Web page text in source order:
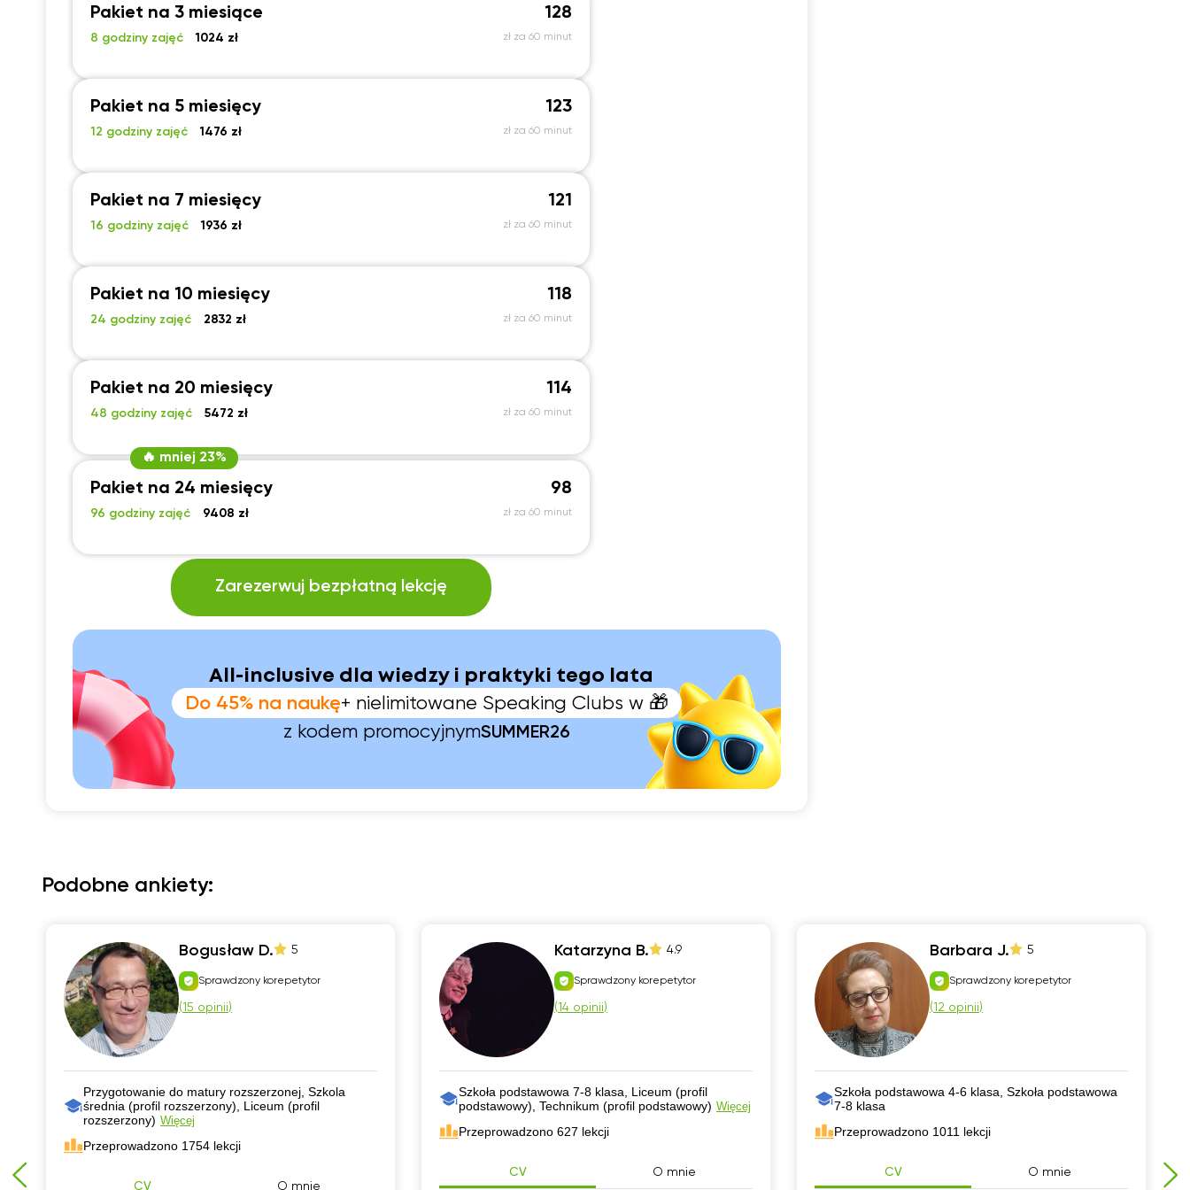
Pakiet na 3 miesiące
8 godziny zajęć 1024 zł
128
zł za 60 minut
Pakiet na 5 miesięcy
12 godziny zajęć 1476 zł
123
zł za 60 minut
Pakiet na 7 miesięcy
16 godziny zajęć 1936 zł
121
zł za 60 minut
Pakiet na 10 miesięcy
24 godziny zajęć 2832 zł
118
zł za 60 minut
Pakiet na 20 miesięcy
48 godziny zajęć 5472 zł
114
zł za 60 minut
🔥 mniej 23%
Pakiet na 24 miesięcy
96 godziny zajęć 9408 zł
98
zł za 60 minut
Zarezerwuj bezpłatną lekcję
All-inclusive dla wiedzy i praktyki tego lata
Do 45% na naukę+ nielimitowane Speaking Clubs w 🎁
z kodem promocyjnymSUMMER26
Podobne ankiety:
Bogusław D. 5
Sprawdzony korepetytor
(15 opinii)
Przygotowanie do matury rozszerzonej, Szkola
średnia (profil rozszerzony), Liceum (profil
rozszerzony) Więcej
Przeprowadzono 1754 lekcji
CV O mnie
Katarzyna B. 4.9
Sprawdzony korepetytor
(14 opinii)
Szkoła podstawowa 7-8 klasa, Liceum (profil
podstawowy), Technikum (profil podstawowy) Więcej
Przeprowadzono 627 lekcji
CV O mnie
Barbara J. 5
Sprawdzony korepetytor
(12 opinii)
Szkoła podstawowa 4-6 klasa, Szkoła podstawowa
7-8 klasa
Przeprowadzono 1011 lekcji
CV O mnie